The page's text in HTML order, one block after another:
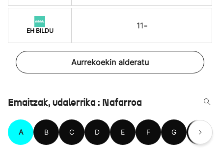
EH BILDU
11=
Aurrekoekin alderatu
Emaitzak, udalerrika : Nafarroa
A B C D E F G H